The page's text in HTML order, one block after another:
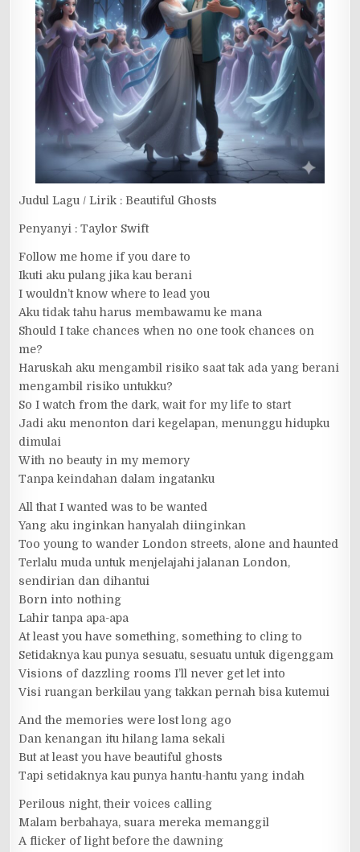
Judul Lagu / Lirik : Beautiful Ghosts
Penyanyi : Taylor Swift
Follow me home if you dare to
Ikuti aku pulang jika kau berani
I wouldn’t know where to lead you
Aku tidak tahu harus membawamu ke mana
Should I take chances when no one took chances on
me?
Haruskah aku mengambil risiko saat tak ada yang berani
mengambil risiko untukku?
So I watch from the dark, wait for my life to start
Jadi aku menonton dari kegelapan, menunggu hidupku
dimulai
With no beauty in my memory
Tanpa keindahan dalam ingatanku
All that I wanted was to be wanted
Yang aku inginkan hanyalah diinginkan
Too young to wander London streets, alone and haunted
Terlalu muda untuk menjelajahi jalanan London,
sendirian dan dihantui
Born into nothing
Lahir tanpa apa-apa
At least you have something, something to cling to
Setidaknya kau punya sesuatu, sesuatu untuk digenggam
Visions of dazzling rooms I’ll never get let into
Visi ruangan berkilau yang takkan pernah bisa kutemui
And the memories were lost long ago
Dan kenangan itu hilang lama sekali
But at least you have beautiful ghosts
Tapi setidaknya kau punya hantu-hantu yang indah
Perilous night, their voices calling
Malam berbahaya, suara mereka memanggil
A flicker of light before the dawning